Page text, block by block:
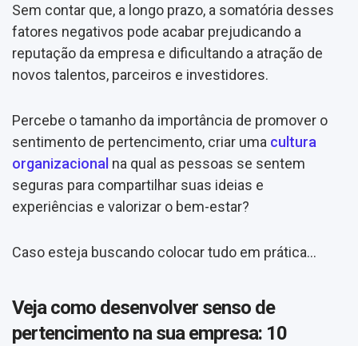
Sem contar que, a longo prazo, a somatória desses
fatores negativos pode acabar prejudicando a
reputação da empresa e dificultando a atração de
novos talentos, parceiros e investidores.
Percebe o tamanho da importância de promover o
sentimento de pertencimento, criar uma cultura
organizacional na qual as pessoas se sentem
seguras para compartilhar suas ideias e
experiências e valorizar o bem-estar?
Caso esteja buscando colocar tudo em prática…
Veja como desenvolver senso de
pertencimento na sua empresa: 10